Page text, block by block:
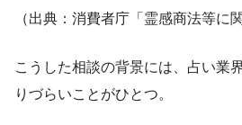
（出典：消費者庁「霊感商法等に
こうした相談の背景には、占い業
りづらいことがひとつ。